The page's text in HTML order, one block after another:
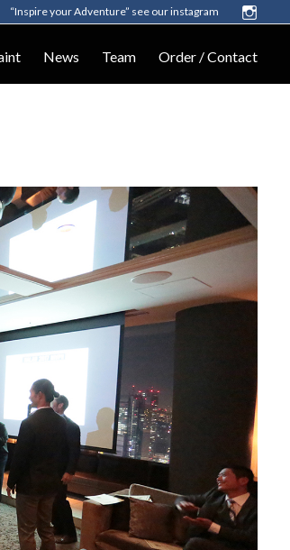
“Inspire your Adventure” see our instagram
News Team Order / Contact